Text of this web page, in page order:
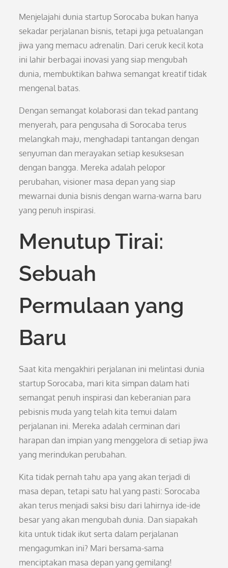
Menjelajahi dunia startup Sorocaba bukan hanya
sekadar perjalanan bisnis, tetapi juga petualangan
jiwa yang memacu adrenalin. Dari ceruk kecil kota
ini lahir berbagai inovasi yang siap mengubah
dunia, membuktikan bahwa semangat kreatif tidak
mengenal batas.
Dengan semangat kolaborasi dan tekad pantang
menyerah, para pengusaha di Sorocaba terus
melangkah maju, menghadapi tantangan dengan
senyuman dan merayakan setiap kesuksesan
dengan bangga. Mereka adalah pelopor
perubahan, visioner masa depan yang siap
mewarnai dunia bisnis dengan warna-warna baru
yang penuh inspirasi.
Menutup Tirai:
Sebuah
Permulaan yang
Baru
Saat kita mengakhiri perjalanan ini melintasi dunia
startup Sorocaba, mari kita simpan dalam hati
semangat penuh inspirasi dan keberanian para
pebisnis muda yang telah kita temui dalam
perjalanan ini. Mereka adalah cerminan dari
harapan dan impian yang menggelora di setiap jiwa
yang merindukan perubahan.
Kita tidak pernah tahu apa yang akan terjadi di
masa depan, tetapi satu hal yang pasti: Sorocaba
akan terus menjadi saksi bisu dari lahirnya ide-ide
besar yang akan mengubah dunia. Dan siapakah
kita untuk tidak ikut serta dalam perjalanan
mengagumkan ini? Mari bersama-sama
menciptakan masa depan yang gemilang!